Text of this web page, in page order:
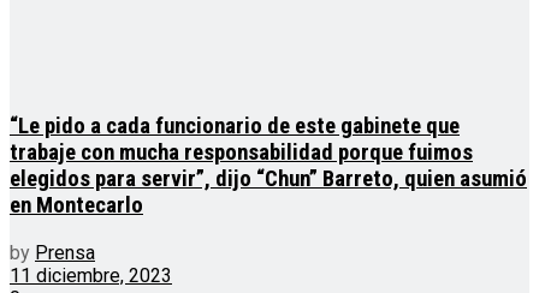
“Le pido a cada funcionario de este gabinete que
trabaje con mucha responsabilidad porque fuimos
elegidos para servir”, dijo “Chun” Barreto, quien asumió
en Montecarlo
by Prensa
11 diciembre, 2023